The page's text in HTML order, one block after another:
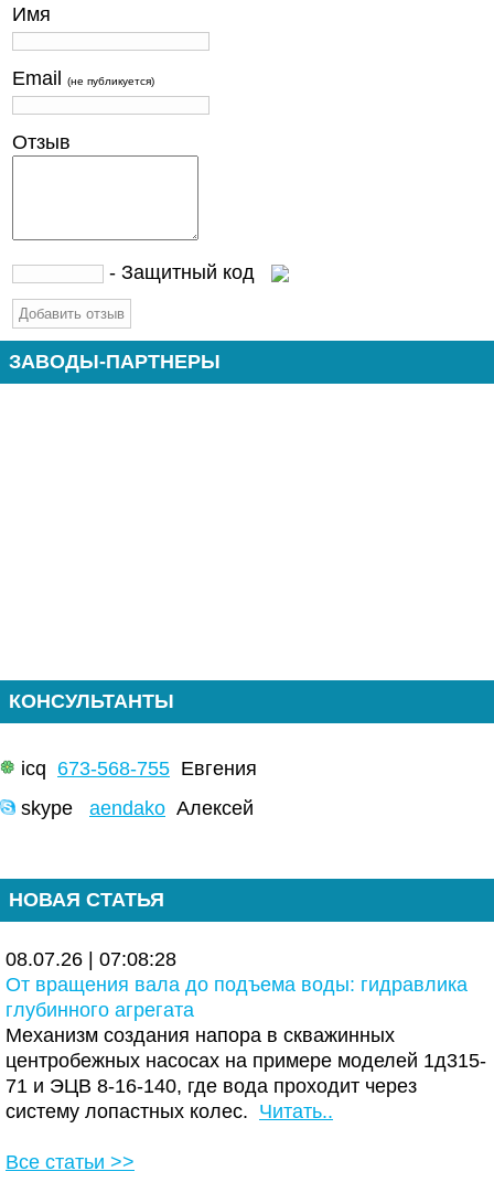
Имя
Email (не публикуется)
Отзыв
- Защитный код
ЗАВОДЫ-ПАРТНЕРЫ
КОНСУЛЬТАНТЫ
icq 673-568-755 Евгения
skype aendako Алексей
НОВАЯ СТАТЬЯ
08.07.26 | 07:08:28
От вращения вала до подъема воды: гидравлика
глубинного агрегата
Механизм создания напора в скважинных
центробежных насосах на примере моделей 1д315-
71 и ЭЦВ 8-16-140, где вода проходит через
систему лопастных колес. Читать..
Все статьи >>